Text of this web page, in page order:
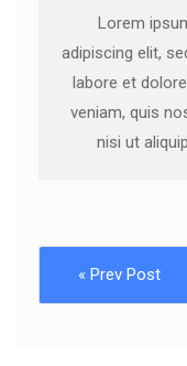
Lorem
adipiscing elit,
labore et
veniam, quis
nisi ut
« Prev Post